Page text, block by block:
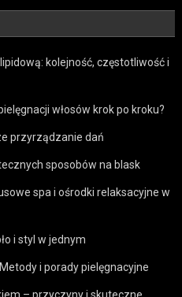
kolejność, częstotliwość i
włosów krok po kroku?
przyrządzanie dań
sposobów na blask
spa i ośrodki relaksacyjne w
i styl w jednym
i porady pielęgnacyjne
– przyczyny i skuteczne